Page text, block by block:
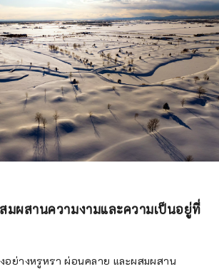
ผสานความงามและความเป็นอยู่ที่
อย่างหรูหรา ผ่อนคลาย และผสมผสาน